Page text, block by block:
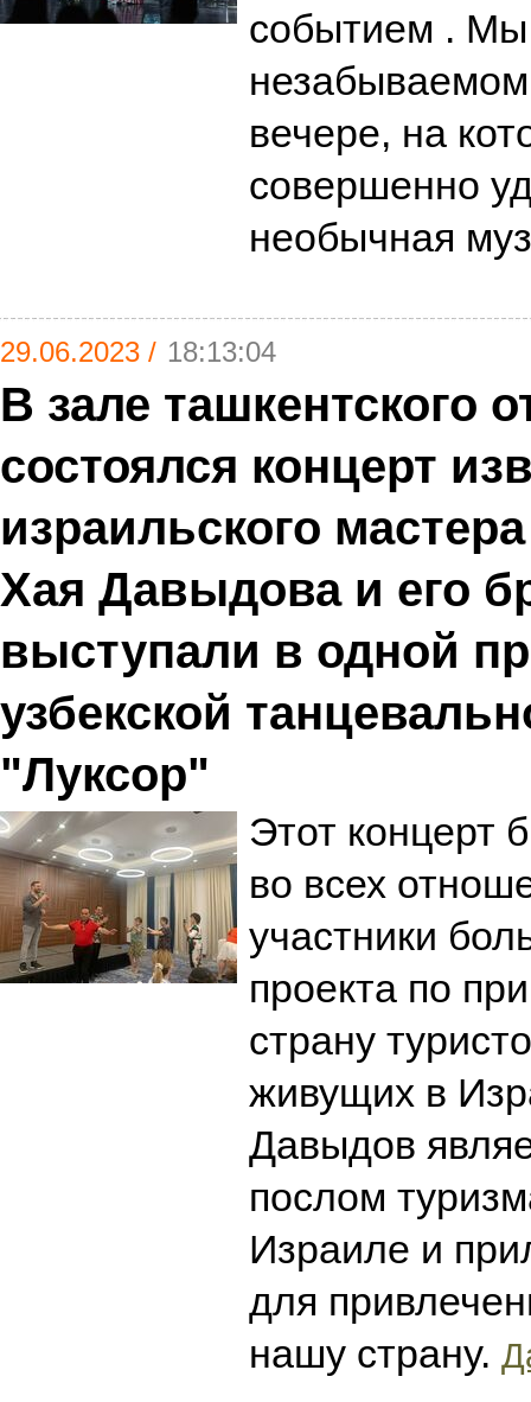
событием . Мы
вечере, на
совершенно
необычная
29.06.2023 / 18:13:04
В зале ташкентского
состоялся концерт
израильского
Хая Давыдова и его
выступали в одной
узбекской
"Луксор"
Этот концерт
во всех
участники
проекта по
страну
живущих в
Давыдов
послом
Израиле и
для
нашу страну.